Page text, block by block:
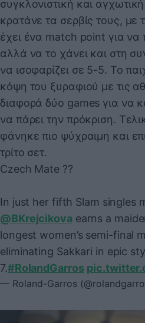
συγκλονιστική και
κρατάνε τα σερβίς τους,
έχει ένα match point για να
αλλά να το χάνει και στη
να ισοφαρίζει σε 5-5. Το
κόψη του ξυραφιού με τις
διαφορά δύο games για να
να πάρει την πρόκριση.
φάνηκε πιο ψύχραιμη και
τρίτο σετ.
Czech Mate ??
In just her fifth Slam singles
@BKrejcikovaearns a
longest women’s semi-final
eliminating Sakkari in epic
7.#RolandGarros
— Roland-Garros